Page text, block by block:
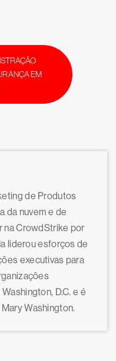
EM
de Produtos
da nuvem e de
na CrowdStrike por
liderou esforços de
executivas para
D.C. e é
Washington.